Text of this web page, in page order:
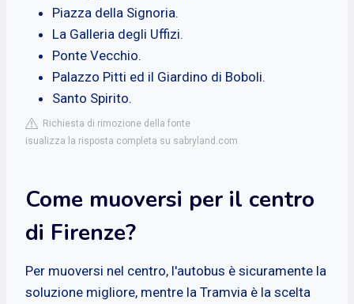
Piazza della Signoria.
La Galleria degli Uffizi.
Ponte Vecchio.
Palazzo Pitti ed il Giardino di Boboli.
Santo Spirito.
Richiesta di rimozione della fonte
isualizza la risposta completa su sabryland.com
Come muoversi per il centro
di Firenze?
Per muoversi nel centro, l'autobus è sicuramente la
soluzione migliore, mentre la Tramvia è la scelta